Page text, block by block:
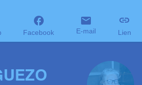
Facebook E-mail Lien